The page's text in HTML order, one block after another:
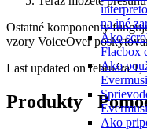
na iné
Ako
Flacbox
Ako
Ako
Ostatné komponenty
vzory VoiceOver
Last updated onfebruára 1,
Produkty